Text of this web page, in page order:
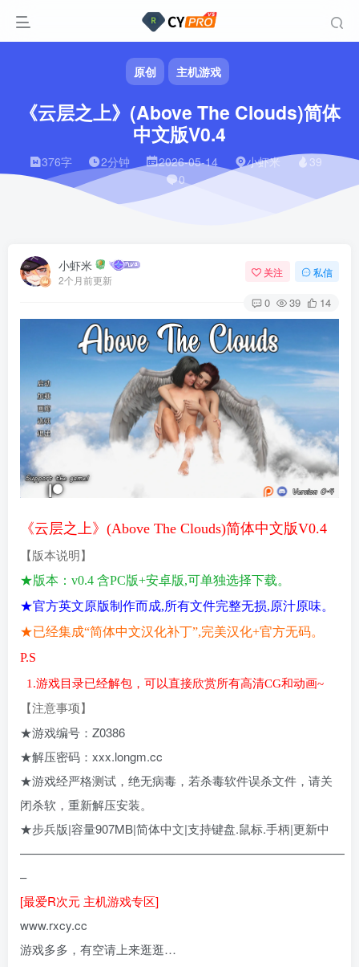
原创 主机游戏
《云层之上》(Above The Clouds)简体
中文版V0.4
376字 2分钟 2026-05-14 小虾米
39
0
小虾米
2个月前更新
关注 私信
0 39 14
《云层之上》(Above The Clouds)简体中文版V0.4
【版本说明】
★版本：v0.4 含PC版+安卓版,可单独选择下载。
★官方英文原版制作而成,所有文件完整无损,原汁原味。
★已经集成“简体中文汉化补丁”,完美汉化+官方无码。
P.S
1.游戏目录已经解包，可以直接欣赏所有高清CG和动画~
【注意事项 】
★游戏编号：Z0386
★解压密码：xxx.longm.cc
★游戏经严格测试，绝无病毒，若杀毒软件误杀文件，请关
闭杀软，重新解压安装。
★步兵版|容量907MB|简体中文|支持键盘.鼠标.手柄|更新中
———————————————————————————
–
[最爱R次元 主机游戏专区]
www.rxcy.cc
游戏多多，有空请上来逛逛…